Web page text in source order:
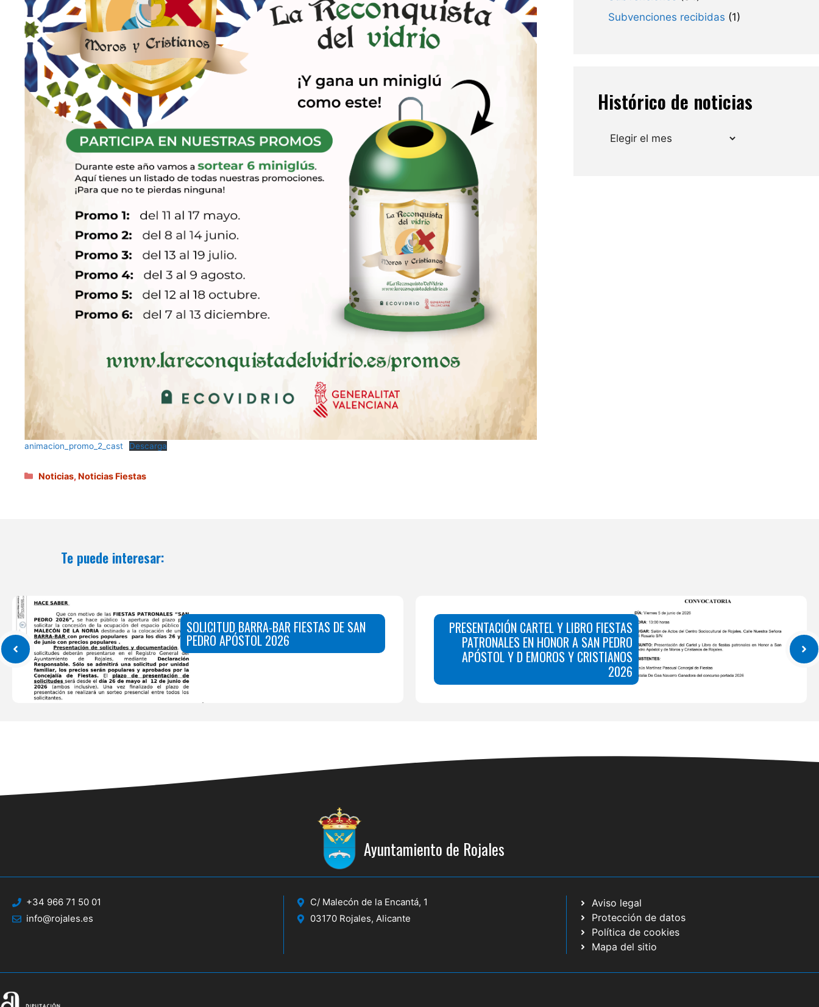
animacion_promo_2_cast Descarga
Categorías
Noticias, Noticias Fiestas
Subvenciones recibidas (1)
Histórico de noticias
Archivos
Te puede interesar:
SOLICITUD BARRA-BAR FIESTAS DE SAN
PEDRO APÓSTOL 2026
PRESENTACIÓN CARTEL Y LIBRO FIESTAS
PATRONALES EN HONOR A SAN PEDRO
APÓSTOL Y D EMOROS Y CRISTIANOS
2026
Ayuntamiento de Rojales
+34 966 71 50 01
info@rojales.es
C/ Malecón de la Encantá, 1
03170 Rojales, Alicante
Aviso legal
Protección de datos
Política de cookies
Mapa del sitio